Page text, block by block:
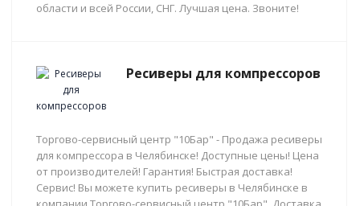
области и всей России, СНГ. Лучшая цена. Звоните!
Ресиверы для компрессоров
Торгово-сервисный центр "10Бар" - Продажа ресиверы
для компрессора в Челябинске! Доступные цены! Цена
от производителей! Гарантия! Быстрая доставка!
Сервис! Вы можете купить ресиверы в Челябинске в